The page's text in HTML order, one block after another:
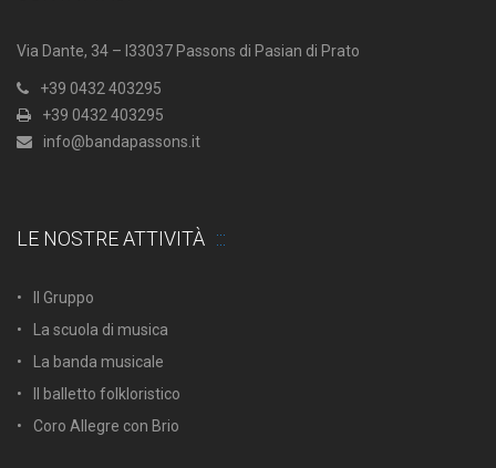
Via Dante, 34 – I33037 Passons di Pasian di Prato
+39 0432 403295
+39 0432 403295
info@bandapassons.it
LE NOSTRE ATTIVITÀ
Il Gruppo
La scuola di musica
La banda musicale
Il balletto folkloristico
Coro Allegre con Brio